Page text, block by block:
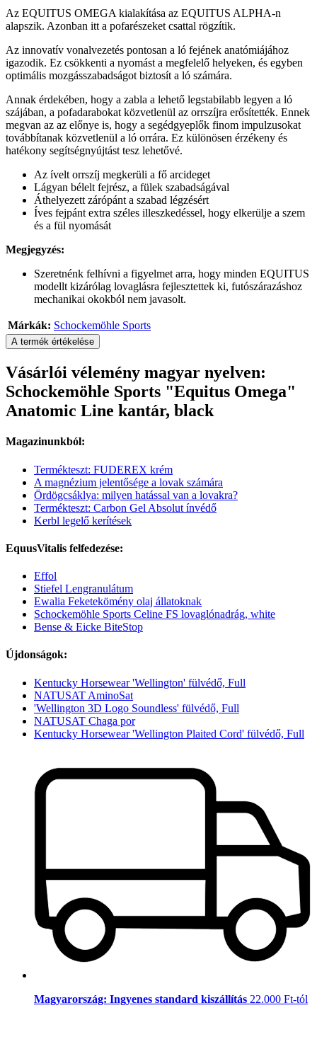
Az EQUITUS OMEGA kialakítása az EQUITUS ALPHA-n
alapszik. Azonban itt a pofarészeket csattal rögzítik.
Az innovatív vonalvezetés pontosan a ló fejének anatómiájához
igazodik. Ez csökkenti a nyomást a megfelelő helyeken, és egyben
optimális mozgásszabadságot biztosít a ló számára.
Annak érdekében, hogy a zabla a lehető legstabilabb legyen a ló
szájában, a pofadarabokat közvetlenül az orrszíjra erősítették. Ennek
megvan az az előnye is, hogy a segédgyeplők finom impulzusokat
továbbítanak közvetlenül a ló orrára. Ez különösen érzékeny és
hatékony segítségnyújtást tesz lehetővé.
Az ívelt orrszíj megkerüli a fő arcideget
Lágyan bélelt fejrész, a fülek szabadságával
Áthelyezett zárópánt a szabad légzésért
Íves fejpánt extra széles illeszkedéssel, hogy elkerülje a szem
és a fül nyomását
Megjegyzés:
Szeretnénk felhívni a figyelmet arra, hogy minden EQUITUS
modellt kizárólag lovaglásra fejlesztettek ki, futószárazáshoz
mechanikai okokból nem javasolt.
Márkák: Schockemöhle Sports
A termék értékelése
Vásárlói vélemény magyar nyelven:
Schockemöhle Sports "Equitus Omega"
Anatomic Line kantár, black
Magazinunkból:
Termékteszt: FUDEREX krém
A magnézium jelentősége a lovak számára
Ördögcsáklya: milyen hatással van a lovakra?
Termékteszt: Carbon Gel Absolut ínvédő
Kerbl legelő kerítések
EquusVitalis felfedezése:
Effol
Stiefel Lengranulátum
Ewalia Feketekömény olaj állatoknak
Schockemöhle Sports Celine FS lovaglónadrág, white
Bense & Eicke BiteStop
Újdonságok:
Kentucky Horsewear 'Wellington' fülvédő, Full
NATUSAT AminoSat
'Wellington 3D Logo Soundless' fülvédő, Full
NATUSAT Chaga por
Kentucky Horsewear 'Wellington Plaited Cord' fülvédő, Full
Magyarország: Ingyenes standard kiszállítás 22.000 Ft-tól